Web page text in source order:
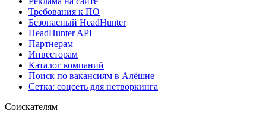
Требования к ПО
Безопасный HeadHunter
HeadHunter API
Партнерам
Инвесторам
Каталог компаний
Поиск по вакансиям в Алёшне
Сетка: соцсеть для нетворкинга
Соискателям